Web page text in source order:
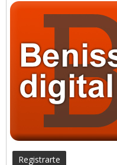
Registrarte